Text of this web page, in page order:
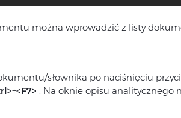
można wprowadzić z listy
słownika po naciśnięciu
+<F7> . Na oknie opisu analitycznego